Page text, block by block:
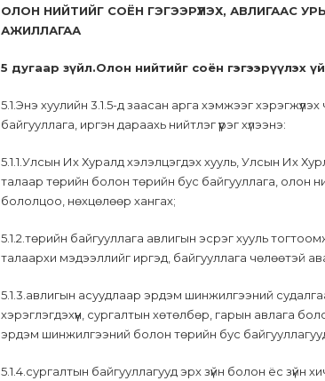
ОЛОН НИЙТИЙГ СОЁН ГЭГЭЭРҮҮЛЭХ, АВЛИГААС
АЖИЛЛАГАА
5 дугаар зүйл.Олон нийтийг соён гэгээрүүлэх
5.1.Энэ хуулийн 3.1.5-д заасан арга хэмжээг
байгууллага, иргэн дараахь нийтлэг үүрэг хүлээнэ:
5.1.1.Улсын Их Хуралд хэлэлцэгдэх хууль, Улсын Их
талаар төрийн болон төрийн бус байгууллага, олон
бололцоо, нөхцөлөөр хангах;
5.1.2.төрийн байгууллага авлигын эсрэг хууль
талаархи мэдээллийг иргэд, байгууллага чөлөөтэй
5.1.3.авлигын асуудлаар эрдэм шинжилгээний
хэрэглэгдэхүүн, сургалтын хөтөлбөр, гарын авлага
эрдэм шинжилгээний болон төрийн бус
5.1.4.сургалтын байгууллагууд эрх зүйн болон ёс зүйн